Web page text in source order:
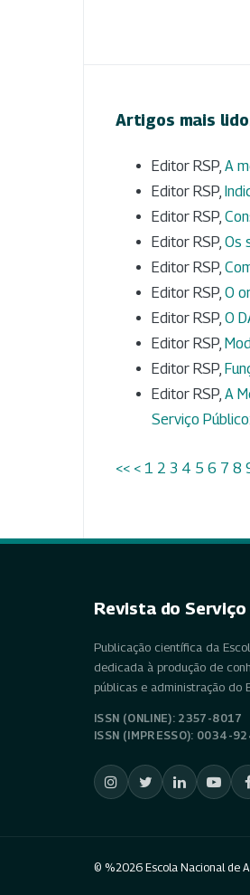
Artigos mais
Editor RSP, A
Editor RSP,
Editor RSP,
Editor RSP, Os
Editor RSP,
Editor RSP, O
Editor RSP, O
Editor RSP,
Editor RSP,
Editor RSP, A
Serviço
<< < 1 2 3 4 5 6 7 8
Revista do Serviço
Publicação científica da
dedicada à produção de
públicas e administração do
ISSN (ONLINE): 2357-8017
ISSN (IMPRESSO): 0034-
© %2026 Escola Nacional de